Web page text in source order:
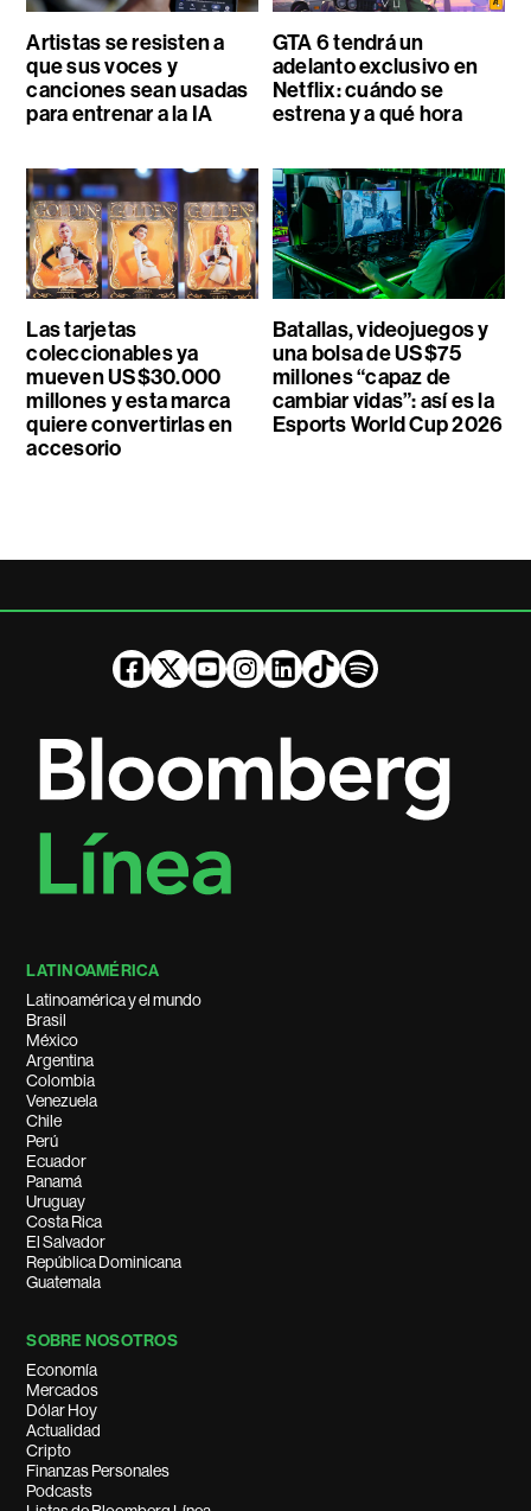
Artistas se resisten a
que sus voces y
canciones sean usadas
para entrenar a la IA
GTA 6 tendrá un
adelanto exclusivo en
Netflix: cuándo se
estrena y a qué hora
Las tarjetas
coleccionables ya
mueven US$30.000
millones y esta marca
quiere convertirlas en
accesorio
Batallas, videojuegos y
una bolsa de US$75
millones “capaz de
cambiar vidas”: así es la
Esports World Cup 2026
LATINOAMÉRICA
Latinoamérica y el mundo
Brasil
México
Argentina
Colombia
Venezuela
Chile
Perú
Ecuador
Panamá
Uruguay
Costa Rica
El Salvador
República Dominicana
Guatemala
SOBRE NOSOTROS
Economía
Mercados
Dólar Hoy
Actualidad
Cripto
Finanzas Personales
Podcasts